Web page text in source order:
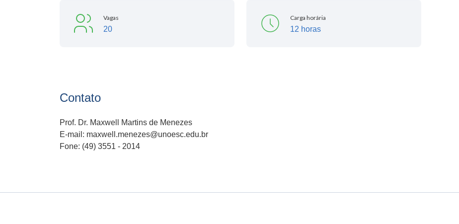
Vagas
20
Carga horária
12 horas
Contato
Prof. Dr. Maxwell Martins de Menezes
E-mail: maxwell.menezes@unoesc.edu.br
Fone: (49) 3551 - 2014